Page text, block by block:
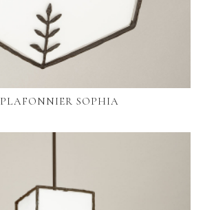
PLAFONNIER SOPHIA